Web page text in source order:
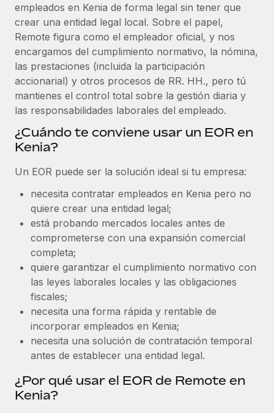
Comprobaciones de antecedentes
Simplifica los procesos de cribado de candidatos.
Cumplimiento normativo
Adelántate a los riesgos de cumplimiento
normativo.
Gestión de dispositivos
Proporciona dispositivos tecnológicos y contrólalos
en todo el mundo.
Apertura de entidades
Movilidad y reubicación
Reubica a los empleados con facilidad.
Prestaciones
Gestiona las prestaciones de los empleados sin
complicaciones.
Nómina global
EOR y PEO
Contractor Management
Impuestos
Novedades de producto de Remote:
Integraciones con Gusto y Xero y Contractor
Management Plus
La misión de Remote sigue siendo ayudar a empresas de
todos los tamaños a contratar, gestionar y...
Más información
Pento se convierte en un empleador equitativo
con Remote
Gestionar las nóminas internamente es complicado. Tardas
semanas en hacerlo manualmente y, al mes...
Más información
empleados en Kenia de forma legal sin tener que
crear una entidad legal local. Sobre el papel,
Remote figura como el empleador oficial, y nos
encargamos del cumplimiento normativo, la nómina,
las prestaciones (incluida la participación
accionarial) y otros procesos de RR. HH., pero tú
mantienes el control total sobre la gestión diaria y
las responsabilidades laborales del empleado.
¿Cuándo te conviene usar un EOR en
Kenia?
Un EOR puede ser la solución ideal si tu empresa:
necesita contratar empleados en Kenia pero no
quiere crear una entidad legal;
está probando mercados locales antes de
comprometerse con una expansión comercial
completa;
quiere garantizar el cumplimiento normativo con
las leyes laborales locales y las obligaciones
fiscales;
necesita una forma rápida y rentable de
incorporar empleados en Kenia;
necesita una solución de contratación temporal
antes de establecer una entidad legal.
¿Por qué usar el EOR de Remote en
Kenia?